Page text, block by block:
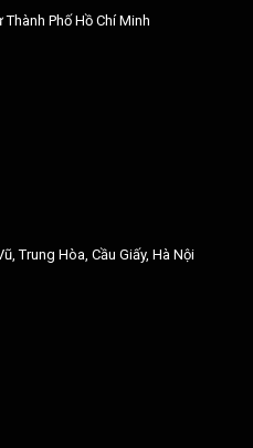
Phố Hồ Chí Minh
Trung Hòa, Cầu Giấy, Hà Nội